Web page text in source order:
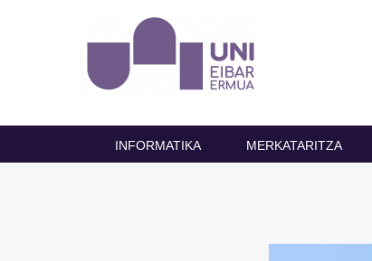
INFORMATIKA MERKATARITZA